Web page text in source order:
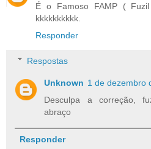
É o Famoso FAMP (
kkkkkkkkkk.
Responder
Respostas
Unknown 1 de dezembro
Desculpa a correção,
abraço
Responder